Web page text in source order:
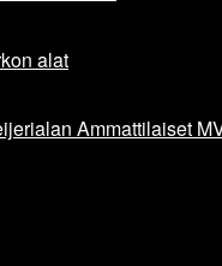
alat
Ammattilaiset